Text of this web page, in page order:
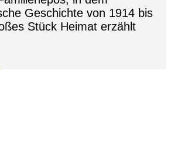
Geschichte von 1914 bis
Stück Heimat erzählt